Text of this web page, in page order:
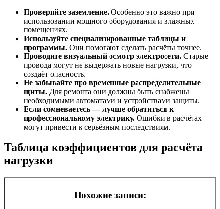
Проверяйте заземление. Особенно это важно при
использовании мощного оборудования и влажных
помещениях.
Используйте специализированные таблицы и
программы. Они помогают сделать расчёты точнее.
Проводите визуальный осмотр электросети. Старые
провода могут не выдержать новые нагрузки, что
создаёт опасность.
Не забывайте про временные распределительные
щиты. Для ремонта они должны быть снабжены
необходимыми автоматами и устройствами защиты.
Если сомневаетесь — лучше обратиться к
профессиональному электрику. Ошибки в расчётах
могут привести к серьёзным последствиям.
Таблица коэффициентов для расчёта
нагрузки
Похожие записи: